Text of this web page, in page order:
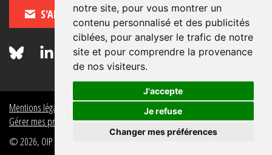
notre site, pour vous montrer un
contenu personnalisé et des publicités
ciblées, pour analyser le trafic de notre
site et pour comprendre la provenance
de nos visiteurs.
J'accepte
Je refuse
Changer mes préférences
S'ABONNER
Mentions légales
Politique de données personnelles
Gérer mes préférences de données personnelles
© 2026, OIP Section FR